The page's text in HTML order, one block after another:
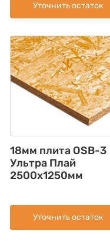
Уточнить остаток
18мм плита OSB-3
Ультра Плай
2500x1250мм
Уточнить остаток